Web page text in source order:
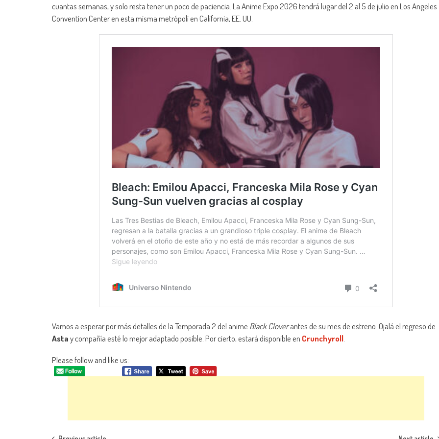
cuantas semanas, y solo resta tener un poco de paciencia. La Anime Expo 2026 tendrá lugar del 2 al 5 de julio en Los Angeles
Convention Center en esta misma metrópoli en California, EE. UU.
Vamos a esperar por más detalles de la Temporada 2 del anime Black Cloverantes de su mes de estreno. Ojalá el regreso de
Astay compañía esté lo mejor adaptado posible. Por cierto, estará disponible en Crunchyroll.
Please follow and like us: